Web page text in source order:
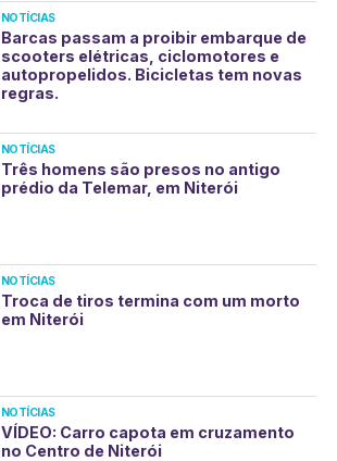
NOTÍCIAS
Barcas passam a proibir embarque de
scooters elétricas, ciclomotores e
autopropelidos. Bicicletas tem novas
regras.
NOTÍCIAS
Três homens são presos no antigo
prédio da Telemar, em Niterói
NOTÍCIAS
Troca de tiros termina com um morto
em Niterói
NOTÍCIAS
VÍDEO: Carro capota em cruzamento
no Centro de Niterói